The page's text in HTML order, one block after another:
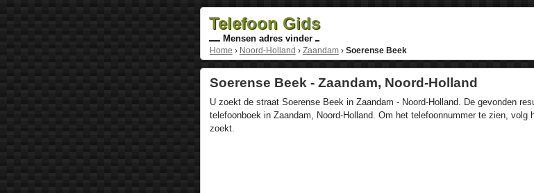
Telefoon Gids
Mensen adres vinder
Home › Noord-Holland › Zaandam› Soerense Beek
Soerense Beek - Zaandam, Noord-Holland
U zoekt de straat Soerense Beek in Zaandam - Noord-Holland. De gevonden
telefoonboek in Zaandam, Noord-Holland. Om het telefoonnummer te zien,
zoekt.